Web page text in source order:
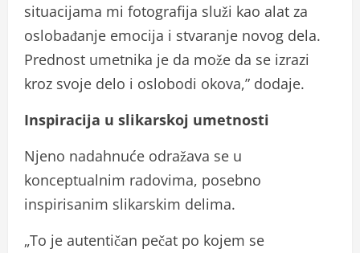
situacijama mi fotografija služi kao alat za
oslobađanje emocija i stvaranje novog dela.
Prednost umetnika je da može da se izrazi
kroz svoje delo i oslobodi okova,” dodaje.
Inspiracija u slikarskoj umetnosti
Njeno nadahnuće odražava se u
konceptualnim radovima, posebno
inspirisanim slikarskim delima.
„To je autentičan pečat po kojem se